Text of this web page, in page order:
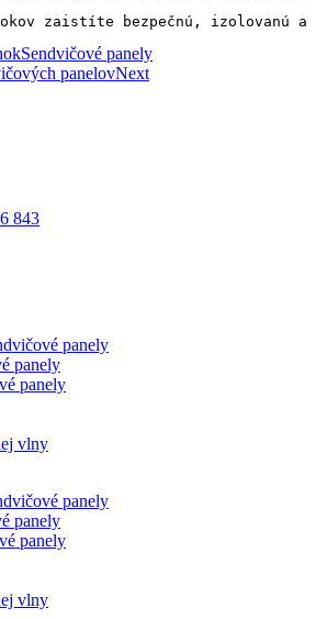
zaistíte bezpečnú, izolovanú
Sendvičové panely
panelovNext
843
panely
panely
panely
vlny
panely
panely
panely
vlny